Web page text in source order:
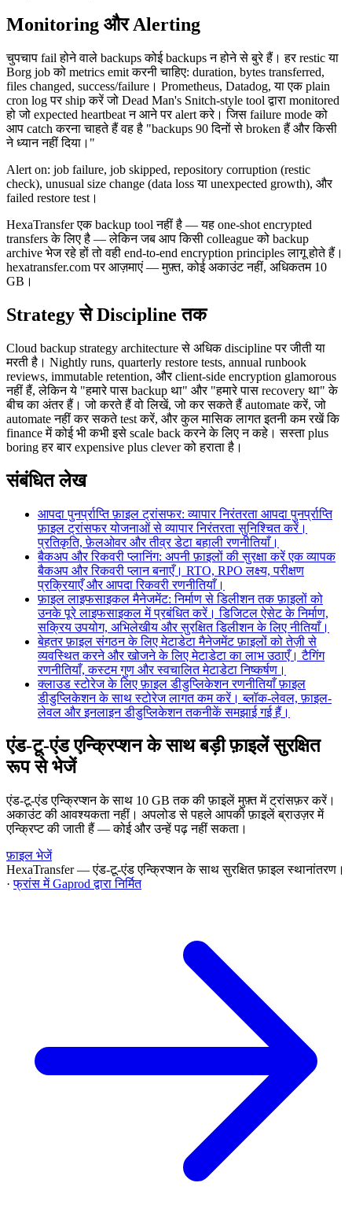
Monitoring और Alerting
चुपचाप fail होने वाले backups कोई backups न होने से बुरे हैं। हर restic या
Borg job को metrics emit करनी चाहिए: duration, bytes transferred,
files changed, success/failure। Prometheus, Datadog, या एक plain
cron log पर ship करें जो Dead Man's Snitch-style tool द्वारा monitored
हो जो expected heartbeat न आने पर alert करे। जिस failure mode को
आप catch करना चाहते हैं वह है "backups 90 दिनों से broken हैं और किसी
ने ध्यान नहीं दिया।"
Alert on: job failure, job skipped, repository corruption (restic
check), unusual size change (data loss या unexpected growth), और
failed restore test।
HexaTransfer एक backup tool नहीं है — यह one-shot encrypted
transfers के लिए है — लेकिन जब आप किसी colleague को backup
archive भेज रहे हों तो वही end-to-end encryption principles लागू होते हैं।
hexatransfer.com पर आज़माएं — मुफ़्त, कोई अकाउंट नहीं, अधिकतम 10
GB।
Strategy से Discipline तक
Cloud backup strategy architecture से अधिक discipline पर जीती या
मरती है। Nightly runs, quarterly restore tests, annual runbook
reviews, immutable retention, और client-side encryption glamorous
नहीं हैं, लेकिन ये "हमारे पास backup था" और "हमारे पास recovery था" के
बीच का अंतर हैं। जो करते हैं वो लिखें, जो कर सकते हैं automate करें, जो
automate नहीं कर सकते test करें, और कुल मासिक लागत इतनी कम रखें कि
finance में कोई भी कभी इसे scale back करने के लिए न कहे। सस्ता plus
boring हर बार expensive plus clever को हराता है।
संबंधित लेख
आपदा पुनर्प्राप्ति फ़ाइल ट्रांसफर: व्यापार निरंतरता आपदा पुनर्प्राप्ति
फ़ाइल ट्रांसफर योजनाओं से व्यापार निरंतरता सुनिश्चित करें।
प्रतिकृति, फ़ेलओवर और तीव्र डेटा बहाली रणनीतियाँ।
बैकअप और रिकवरी प्लानिंग: अपनी फ़ाइलों की सुरक्षा करें एक व्यापक
बैकअप और रिकवरी प्लान बनाएँ। RTO, RPO लक्ष्य, परीक्षण
प्रक्रियाएँ और आपदा रिकवरी रणनीतियाँ।
फ़ाइल लाइफसाइकल मैनेजमेंट: निर्माण से डिलीशन तक फ़ाइलों को
उनके पूरे लाइफसाइकल में प्रबंधित करें। डिजिटल ऐसेट के निर्माण,
सक्रिय उपयोग, अभिलेखीय और सुरक्षित डिलीशन के लिए नीतियाँ।
बेहतर फ़ाइल संगठन के लिए मेटाडेटा मैनेजमेंट फ़ाइलों को तेज़ी से
व्यवस्थित करने और खोजने के लिए मेटाडेटा का लाभ उठाएँ। टैगिंग
रणनीतियाँ, कस्टम गुण और स्वचालित मेटाडेटा निष्कर्षण।
क्लाउड स्टोरेज के लिए फ़ाइल डीडुप्लिकेशन रणनीतियाँ फ़ाइल
डीडुप्लिकेशन के साथ स्टोरेज लागत कम करें। ब्लॉक-लेवल, फ़ाइल-
लेवल और इनलाइन डीडुप्लिकेशन तकनीकें समझाई गई हैं।
एंड-टू-एंड एन्क्रिप्शन के साथ बड़ी फ़ाइलें सुरक्षित
रूप से भेजें
एंड-टू-एंड एन्क्रिप्शन के साथ 10 GB तक की फ़ाइलें मुफ़्त में ट्रांसफ़र करें।
अकाउंट की आवश्यकता नहीं। अपलोड से पहले आपकी फ़ाइलें ब्राउज़र में
एन्क्रिप्ट की जाती हैं — कोई और उन्हें पढ़ नहीं सकता।
फ़ाइल भेजें
HexaTransfer — एंड-टू-एंड एन्क्रिप्शन के साथ सुरक्षित फ़ाइल स्थानांतरण।
· फ्रांस में Gaprod द्वारा निर्मित